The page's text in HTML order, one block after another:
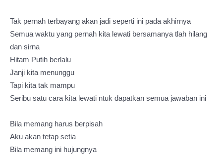
Tak pernah terbayang akan jadi seperti ini pada akhirnya
Semua waktu yang pernah kita lewati bersamanya tlah hilang
dan sirna
Hitam Putih berlalu
Janji kita menunggu
Tapi kita tak mampu
Seribu satu cara kita lewati ntuk dapatkan semua jawaban ini
Bila memang harus berpisah
Aku akan tetap setia
Bila memang ini hujungnya